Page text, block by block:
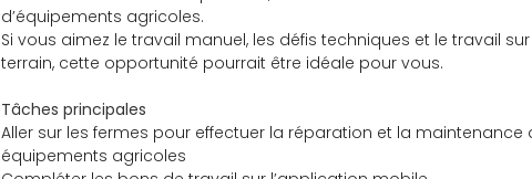
d’équipements agricoles.
Si vous aimez le travail manuel, les défis techniques et le travail sur
terrain, cette opportunité pourrait être idéale pour vous.
Tâches principales
Aller sur les fermes pour effectuer la réparation et la maintenance
équipements agricoles